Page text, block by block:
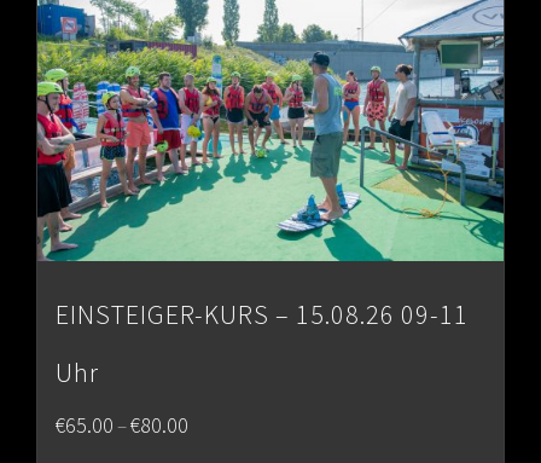
EINSTEIGER-KURS – 15.08.26 09-11
Uhr
€65.00–€80.00